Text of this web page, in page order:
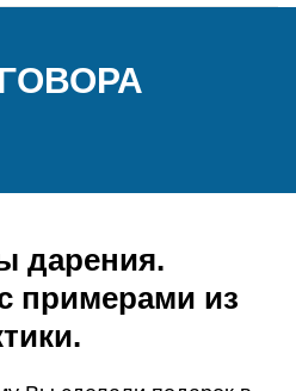
дарения.
примерами из